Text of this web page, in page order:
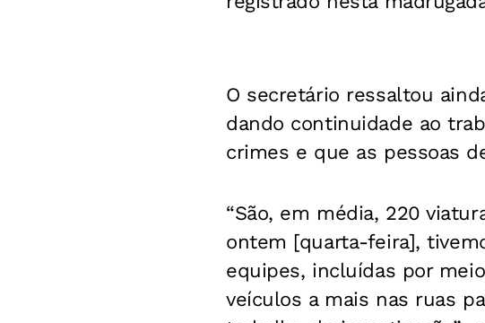
O secretário ressaltou
dando continuidade ao
crimes e que as pessoas
“São, em média, 220
ontem [quarta-feira],
equipes, incluídas por
veículos a mais nas ruas